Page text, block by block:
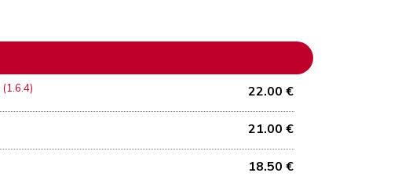
(1.6.4) 22.00 €
21.00 €
18.50 €